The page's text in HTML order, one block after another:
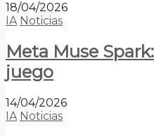
18/04/2026
IA Noticias
Meta Muse
juego
14/04/2026
IA Noticias